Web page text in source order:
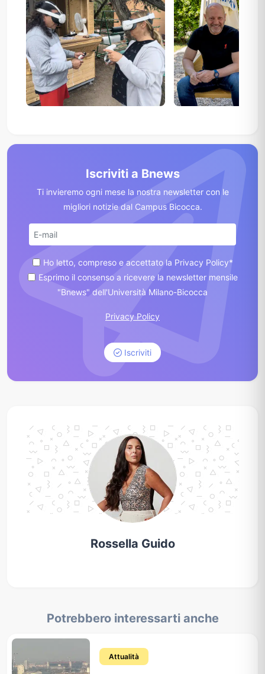
Iscriviti a Bnews
Ti invieremo ogni mese la nostra newsletter con le
migliori notizie dal Campus Bicocca.
Ho letto, compreso e accettato la Privacy Policy*
Esprimo il consenso a ricevere la newsletter mensile
"Bnews" dell'Università Milano-Bicocca
Privacy Policy
Iscriviti
Rossella Guido
Potrebbero interessarti anche
Attualità